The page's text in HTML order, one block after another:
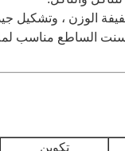
تكوين